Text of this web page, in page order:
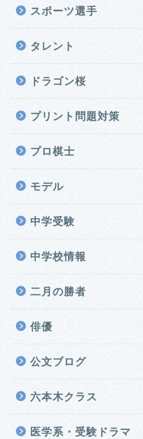
スポーツ選手
タレント
ドラゴン桜
プリント問題対策
プロ棋士
モデル
中学受験
中学校情報
二月の勝者
俳優
公文ブログ
六本木クラス
医学系・受験ドラマ